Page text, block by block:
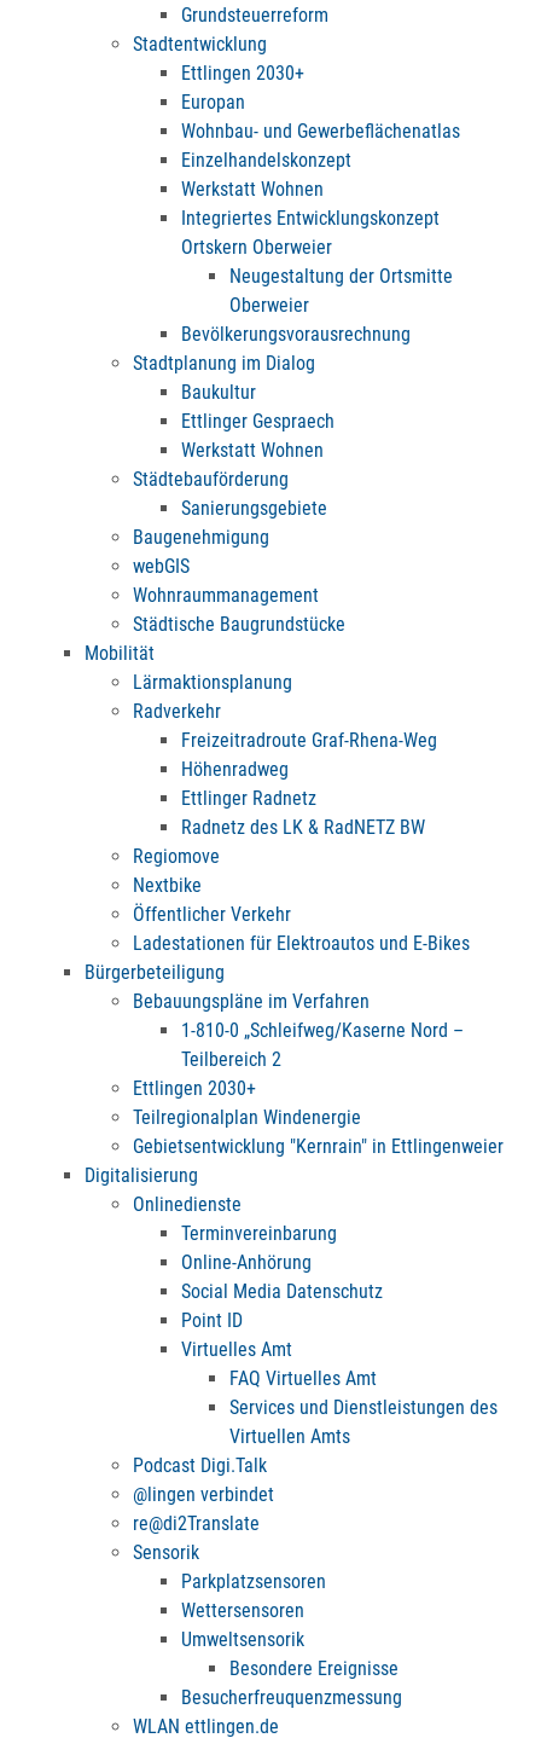
Grundsteuerreform
Stadtentwicklung
Ettlingen 2030+
Europan
Wohnbau- und Gewerbeflächenatlas
Einzelhandelskonzept
Werkstatt Wohnen
Integriertes Entwicklungskonzept
Ortskern Oberweier
Neugestaltung der Ortsmitte
Oberweier
Bevölkerungsvorausrechnung
Stadtplanung im Dialog
Baukultur
Ettlinger Gespraech
Werkstatt Wohnen
Städtebauförderung
Sanierungsgebiete
Baugenehmigung
webGIS
Wohnraummanagement
Städtische Baugrundstücke
Mobilität
Lärmaktionsplanung
Radverkehr
Freizeitradroute Graf-Rhena-Weg
Höhenradweg
Ettlinger Radnetz
Radnetz des LK & RadNETZ BW
Regiomove
Nextbike
Öffentlicher Verkehr
Ladestationen für Elektroautos und E-Bikes
Bürgerbeteiligung
Bebauungspläne im Verfahren
1-810-0 „Schleifweg/Kaserne Nord –
Teilbereich 2
Ettlingen 2030+
Teilregionalplan Windenergie
Gebietsentwicklung "Kernrain" in Ettlingenweier
Digitalisierung
Onlinedienste
Terminvereinbarung
Online-Anhörung
Social Media Datenschutz
Point ID
Virtuelles Amt
FAQ Virtuelles Amt
Services und Dienstleistungen des
Virtuellen Amts
Podcast Digi.Talk
@lingen verbindet
re@di2Translate
Sensorik
Parkplatzsensoren
Wettersensoren
Umweltsensorik
Besondere Ereignisse
Besucherfreuquenzmessung
WLAN ettlingen.de